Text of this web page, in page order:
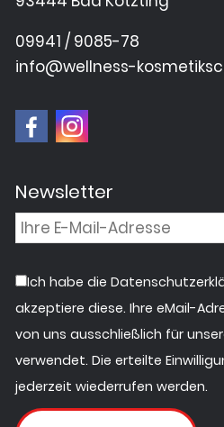
09941 / 9085-78
info@wellness-
Newsletter
Ich habe die
akzeptiere diese. Ihre eMail-
von uns ausschließlich für
verwendet. Die erteilte
jederzeit wiederrufen werden.